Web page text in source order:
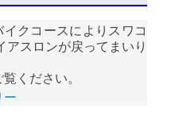
クコースによりスワコ
アスロンが戻ってまいり
ください。
ー